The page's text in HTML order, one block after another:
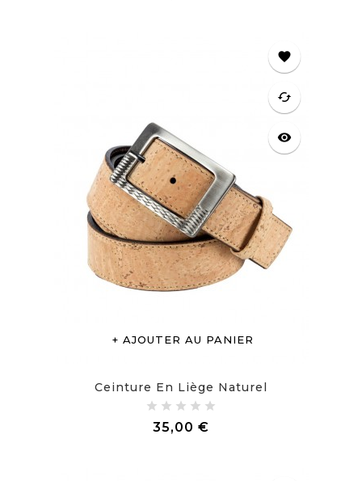
AJOUTER AU PANIER
favorite
cached
visibility
Ceinture En Liège Naturel
35,00 €